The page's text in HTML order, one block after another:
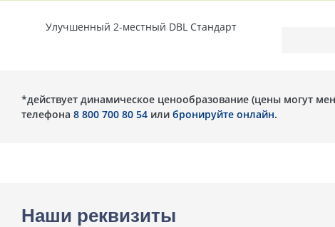
Улучшенный 2-местный DBL Стандарт
*действует динамическое ценообразование (цены могут
телефона 8 800 700 80 54 или бронируйте онлайн.
Наши реквизиты